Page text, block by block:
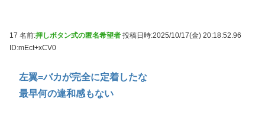
17 名前:押しボタン式の匿名希望者 投稿日時:2025/10/17(金) 20:18:52.96
ID:mEct+xCV0
左翼=バカが完全に定着したな
最早何の違和感もない